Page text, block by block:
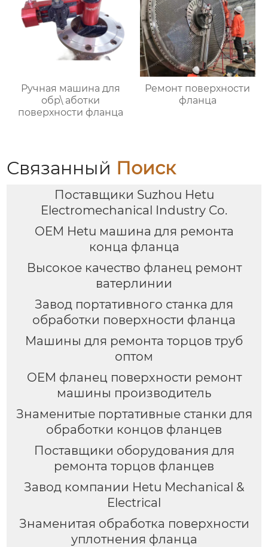
Ручная машина для
обр\ аботки
поверхности фланца
Ремонт поверхности
фланца
Связанный Поиск
Поставщики Suzhou Hetu
Electromechanical Industry Co.
OEM Hetu машина для ремонта
конца фланца
Высокое качество фланец ремонт
ватерлинии
Завод портативного станка для
обработки поверхности фланца
Машины для ремонта торцов труб
оптом
OEM фланец поверхности ремонт
машины производитель
Знаменитые портативные станки для
обработки концов фланцев
Поставщики оборудования для
ремонта торцов фланцев
Завод компании Hetu Mechanical &
Electrical
Знаменитая обработка поверхности
уплотнения фланца